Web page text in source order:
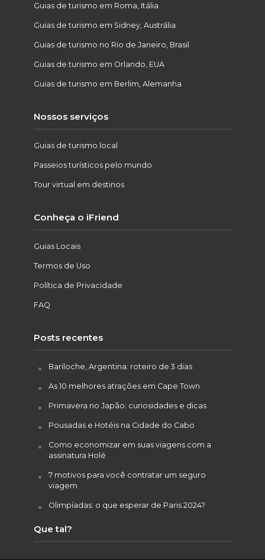
Guias de turismo em Roma, Itália
Guias de turismo em Sidney, Austrália
Guias de turismo no Rio de Janeiro, Brasil
Guias de turismo em Orlando, EUA
Guias de turismo em Berlim, Alemanha
Nossos serviços
Guias de turismo local
Passeios turísticos pelo mundo
Tour virtual em destinos
Conheça o iFriend
Guias Locais
Termos de Uso
Política de Privacidade
FAQ
Posts recentes
Bariloche, Argentina: roteiro de 3 dias
As 10 melhores atrações em Cape Town
Primavera no Japão: curiosidades e dicas
Pousadas e Hotéis na Cidade do Cabo
Como economizar em suas viagens com a
assinatura Holé
7 motivos para você contratar um seguro
viagem
Olimpíadas: o que esperar de Paris 2024?
Que tal?